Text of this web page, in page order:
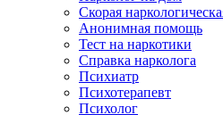
Скорая
Анонимная помощь
Тест на наркотики
Справка нарколога
Психиатр
Психотерапевт
Психолог